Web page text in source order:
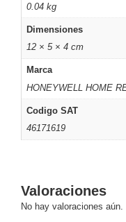
Cámaras
IP y NVRs
Ambientes
Salinos
y
Decodificadores
de
y
HemisféricasLente
0.04 kg
Dimensiones
12 × 5 × 4 cm
Marca
HONEYWELL HOME
Codigo SAT
46171619
Valoraciones
No hay valoraciones aún.